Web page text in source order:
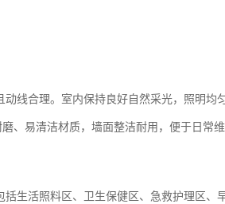
线合理。室内保持良好自然采光，照明均
、易清洁材质，墙面整洁耐用，便于日常维
生活照料区、卫生保健区、急救护理区、